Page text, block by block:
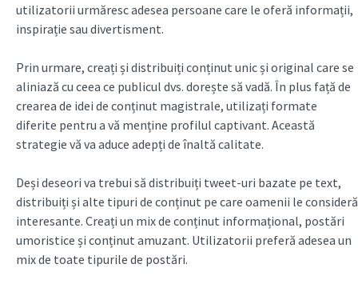
utilizatorii urmăresc adesea persoane care le oferă informații,
inspirație sau divertisment.
Prin urmare, creați și distribuiți conținut unic și original care se
aliniază cu ceea ce publicul dvs. dorește să vadă. În plus față de
crearea de idei de conținut magistrale, utilizați formate
diferite pentru a vă menține profilul captivant. Această
strategie vă va aduce adepți de înaltă calitate.
Deși deseori va trebui să distribuiți tweet-uri bazate pe text,
distribuiți și alte tipuri de conținut pe care oamenii le consideră
interesante. Creați un mix de conținut informațional, postări
umoristice și conținut amuzant. Utilizatorii preferă adesea un
mix de toate tipurile de postări.